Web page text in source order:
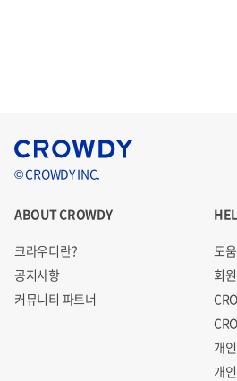
© CROWDY INC.
ABOUT CROWDY
크라우디란?
공지사항
커뮤니티 파트너
도
회
개
개